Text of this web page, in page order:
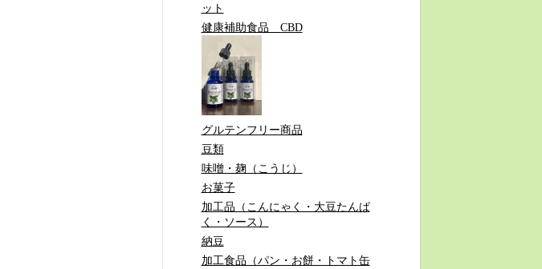
ット
健康補助食品 CBD
グルテンフリー商品
豆類
味噌・麹（こうじ）
お菓子
加工品（こんにゃく・大豆たんぱ
く・ソース）
納豆
加工食品（パン・お餅・トマト缶